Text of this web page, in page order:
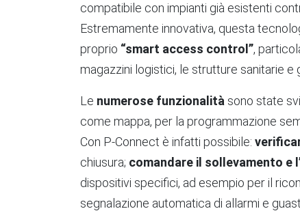
compatibile con impianti già esistenti
Estremamente innovativa, questa
proprio “smart access control”,
magazzini logistici, le strutture sanitarie e
Le numerose funzionalità sono state
come mappa, per la programmazione
Con P-Connect è infatti possibile:
chiusura; comandare il sollevamento e
dispositivi specifici, ad esempio per il
segnalazione automatica di allarmi e